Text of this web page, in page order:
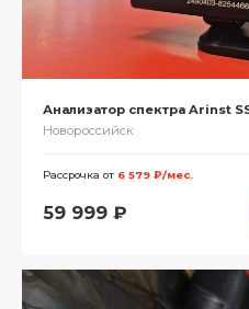
Анализатор спектра Arinst
Новороссийск
Рассрочка от 6 579 ₽/мес.
59 999 ₽